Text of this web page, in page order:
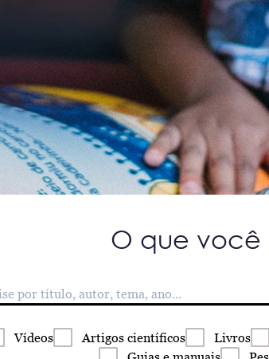
O que você
Vídeos Artigos científicos Livros